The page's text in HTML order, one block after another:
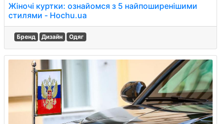
Жіночі куртки: ознайомся з 5 найпоширенішими
стилями - Hochu.ua
Бренд Дизайн Одяг